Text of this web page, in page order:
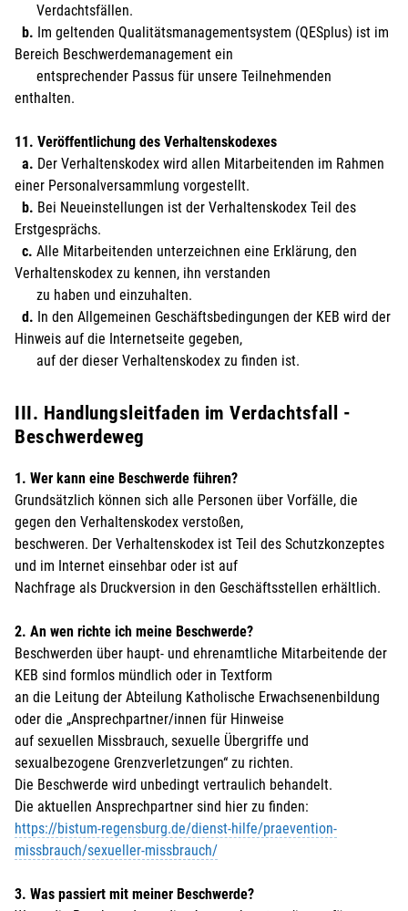
Verdachtsfällen.
b. Im geltenden Qualitätsmanagementsystem (QESplus) ist im
Bereich Beschwerdemanagement ein
entsprechender Passus für unsere Teilnehmenden
enthalten.
11. Veröffentlichung des Verhaltenskodexes
a. Der Verhaltenskodex wird allen Mitarbeitenden im Rahmen
einer Personalversammlung vorgestellt.
b. Bei Neueinstellungen ist der Verhaltenskodex Teil des
Erstgesprächs.
c. Alle Mitarbeitenden unterzeichnen eine Erklärung, den
Verhaltenskodex zu kennen, ihn verstanden
zu haben und einzuhalten.
d. In den Allgemeinen Geschäftsbedingungen der KEB wird der
Hinweis auf die Internetseite gegeben,
auf der dieser Verhaltenskodex zu finden ist.
III. Handlungsleitfaden im Verdachtsfall -
Beschwerdeweg
1. Wer kann eine Beschwerde führen?
Grundsätzlich können sich alle Personen über Vorfälle, die
gegen den Verhaltenskodex verstoßen,
beschweren. Der Verhaltenskodex ist Teil des Schutzkonzeptes
und im Internet einsehbar oder ist auf
Nachfrage als Druckversion in den Geschäftsstellen erhältlich.
2. An wen richte ich meine Beschwerde?
Beschwerden über haupt- und ehrenamtliche Mitarbeitende der
KEB sind formlos mündlich oder in Textform
an die Leitung der Abteilung Katholische Erwachsenenbildung
oder die „Ansprechpartner/innen für Hinweise
auf sexuellen Missbrauch, sexuelle Übergriffe und
sexualbezogene Grenzverletzungen“ zu richten.
Die Beschwerde wird unbedingt vertraulich behandelt.
Die aktuellen Ansprechpartner sind hier zu finden:
https://bistum-regensburg.de/dienst-hilfe/praevention-
missbrauch/sexueller-missbrauch/
3. Was passiert mit meiner Beschwerde?